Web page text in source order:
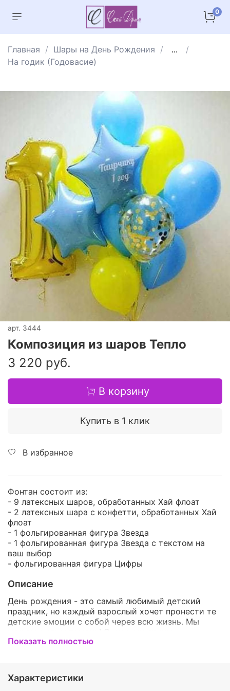
0
Главная Шары на День Рождения
...
На годик (Годовасие)
арт. 3444
Композиция из шаров Тепло
3 220 руб.
В корзину
Купить в 1 клик
В избранное
Фонтан состоит из:
- 9 латексных шаров, обработанных Хай флоат
- 2 латексных шара с конфетти, обработанных Хай
флоат
- 1 фольгированная фигура Звезда
- 1 фольгированная фигура Звезда с текстом на
ваш выбор
- фольгированная фигура Цифры
Описание
День рождения - это самый любимый детский
праздник, но каждый взрослый хочет пронести те
детские эмоции с собой через всю жизнь. Мы
красочными и оригинальным наборами, даже
на свете! У нас Вы сможете подобрать шарики на
любой вкус! Они обязательно порадуют
Показать полностью
Характеристики